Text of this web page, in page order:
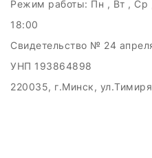
Режим работы: Пн , Вт , Ср
18:00
Свидетельство № 24
УНП 193864898
220035, г.Минск,